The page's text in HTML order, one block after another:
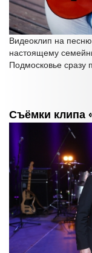
Видеоклип на
настоящему
Подмосковье сразу
Съёмки клипа